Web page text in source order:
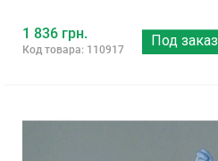
1 836 грн.
Код товара: 110917
Под заказ